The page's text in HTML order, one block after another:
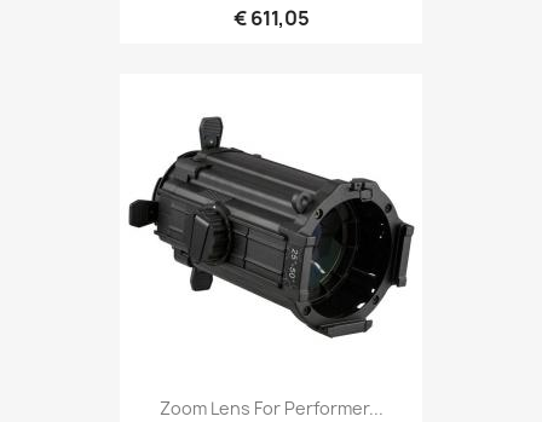
€ 611,05
Snel bekijken
Zoom Lens For Performer...